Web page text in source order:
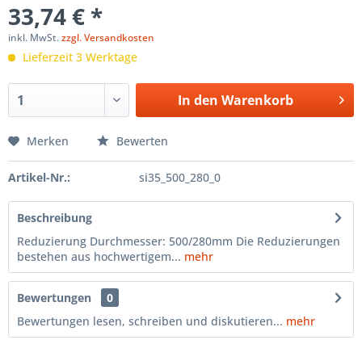
33,74 € *
inkl. MwSt.zzgl. Versandkosten
Lieferzeit 3 Werktage
In den Warenkorb
Merken Bewerten
Artikel-Nr.: si35_500_280_0
Beschreibung
Reduzierung Durchmesser: 500/280mm Die Reduzierungen
bestehen aus hochwertigem... mehr
Bewertungen
0
Bewertungen lesen, schreiben und diskutieren... mehr